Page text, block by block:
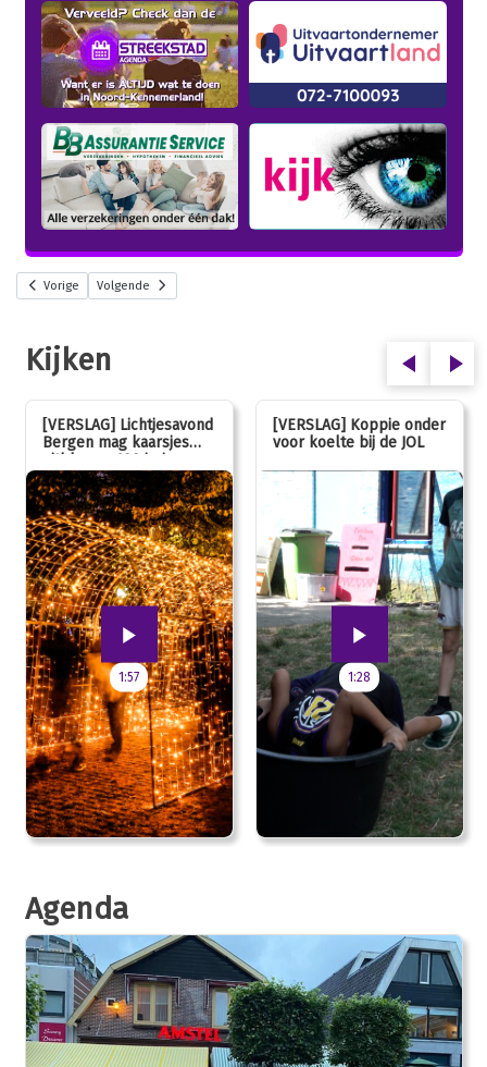
Vorige Volgende
Kijken
[VERSLAG] Lichtjesavond
Bergen mag kaarsjes
uitblazen: 100 jarig
jubileum!
1:57
[VERSLAG] Koppie onder
voor koelte bij de JOL
1:28
Agenda